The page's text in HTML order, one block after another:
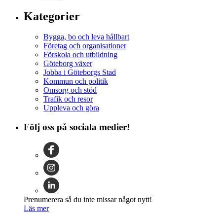
Kategorier
Bygga, bo och leva hållbart
Företag och organisationer
Förskola och utbildning
Göteborg växer
Jobba i Göteborgs Stad
Kommun och politik
Omsorg och stöd
Trafik och resor
Uppleva och göra
Följ oss på sociala medier!
Prenumerera så du inte missar något nytt!
Läs mer